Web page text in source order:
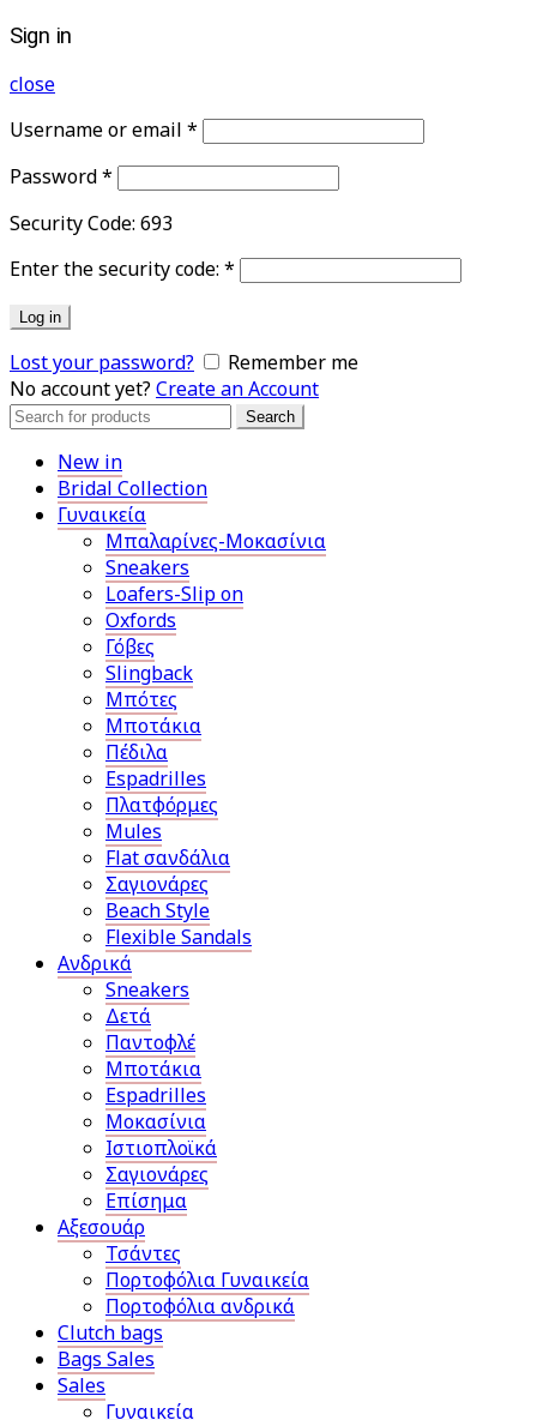
Sign in
close
Username or email *
Password*
Security Code: 693
Enter the security code: *
Log in
Lost your password?
Remember me
No account yet? Create an Account
Search
Search
New in
Bridal Collection
Γυναικεία
Μπαλαρίνες-Μοκασίνια
Sneakers
Loafers-Slip on
Oxfords
Γόβες
Slingback
Μπότες
Μποτάκια
Πέδιλα
Espadrilles
Πλατφόρμες
Mules
Flat σανδάλια
Σαγιονάρες
Beach Style
Flexible Sandals
Ανδρικά
Sneakers
Δετά
Παντοφλέ
Μποτάκια
Espadrilles
Μοκασίνια
Ιστιοπλοϊκά
Σαγιονάρες
Επίσημα
Αξεσουάρ
Τσάντες
Πορτοφόλια Γυναικεία
Πορτοφόλια ανδρικά
Clutch bags
Bags Sales
Sales
Γυναικεία